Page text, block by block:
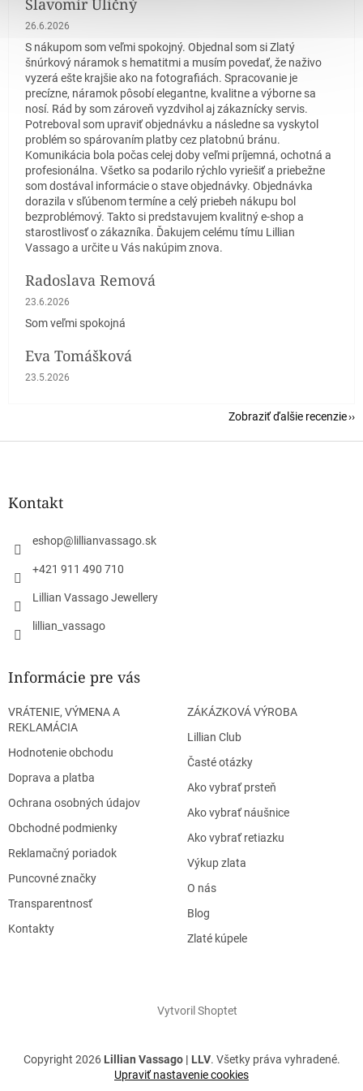
Slavomír Uličný
Hodnotenie obchodu je 5 z 5 hviezdičiek.
26.6.2026
S nákupom som veľmi spokojný. Objednal som si Zlatý
šnúrkový náramok s hematitmi a musím povedať, že naživo
vyzerá ešte krajšie ako na fotografiách. Spracovanie je
precízne, náramok pôsobí elegantne, kvalitne a výborne sa
nosí. Rád by som zároveň vyzdvihol aj zákaznícky servis.
Potreboval som upraviť objednávku a následne sa vyskytol
problém so spárovaním platby cez platobnú bránu.
Komunikácia bola počas celej doby veľmi príjemná, ochotná a
profesionálna. Všetko sa podarilo rýchlo vyriešiť a priebežne
som dostával informácie o stave objednávky. Objednávka
dorazila v sľúbenom termíne a celý priebeh nákupu bol
bezproblémový. Takto si predstavujem kvalitný e-shop a
starostlivosť o zákazníka. Ďakujem celému tímu Lillian
Vassago a určite u Vás nakúpim znova.
Radoslava Remová
Hodnotenie obchodu je 5 z 5 hviezdičiek.
23.6.2026
Som veľmi spokojná
Eva Tomášková
Hodnotenie obchodu je 5 z 5 hviezdičiek.
23.5.2026
Zobraziť ďalšie recenzie
Z
Kontakt
eshop@ lillianvassago.sk
+421 911 490 710
Lillian Vassago Jewellery
lillian_vassago
Informácie pre vás
VRÁTENIE, VÝMENA A
REKLAMÁCIA
Hodnotenie obchodu
Doprava a platba
Ochrana osobných údajov
Obchodné podmienky
Reklamačný poriadok
Puncovné značky
Transparentnosť
Kontakty
ZÁKÁZKOVÁ VÝROBA
Lillian Club
Časté otázky
Ako vybrať prsteň
Ako vybrať náušnice
Ako vybrať retiazku
Výkup zlata
O nás
Blog
Zlaté kúpele
Vytvoril Shoptet
Copyright 2026 Lillian Vassago | LLV. Všetky práva vyhradené.
Upraviť nastavenie cookies